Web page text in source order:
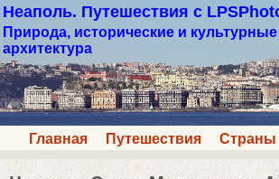
Неаполь. Путешествия с
Природа, исторические и
архитектура
Главная Путешествия Страны